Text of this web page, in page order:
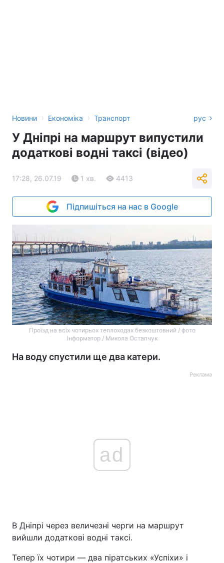
Новини › Економіка › Транспорт рус
У Дніпрі на маршрут випустили
додаткові водні таксі (відео)
17:28, 26.07.19 1 хв. 4413
Підпишіться на нас в Google
Проїзд на всіх чотирьох теплоходах безкоштовний / фото
Інформатор / Микола Остапчук
На воду спустили ще два катери.
Реклама
ad
В Дніпрі через величезні черги на маршрут
вийшли додаткові водні таксі.
Тепер їх чотири — два піратських «Успіхи» і